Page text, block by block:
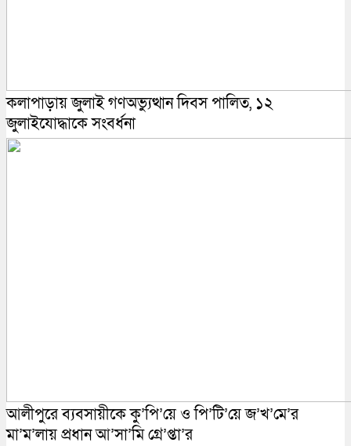
কলাপাড়ায় জুলাই গণঅভ্যুত্থান দিবস পালিত, ১২
জুলাইযোদ্ধাকে সংবর্ধনা
আলীপুরে ব্যবসায়ীকে কু’পি’য়ে ও পি’টি’য়ে জ’খ’মে’র
মা’ম’লায় প্রধান আ’সা’মি গ্রে’প্তা’র